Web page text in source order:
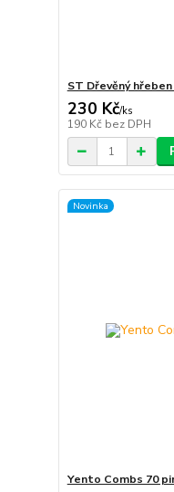
ST Dřevěný
230 Kč/ks
190 Kč bez DPH
Novinka
Yento Combs 70